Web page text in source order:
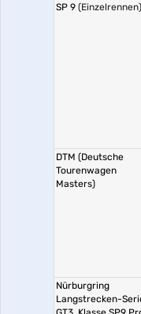
SP 9 (Einzelrennen)
DTM (Deutsche
Tourenwagen
Masters)
Nürburgring
Langstrecken-